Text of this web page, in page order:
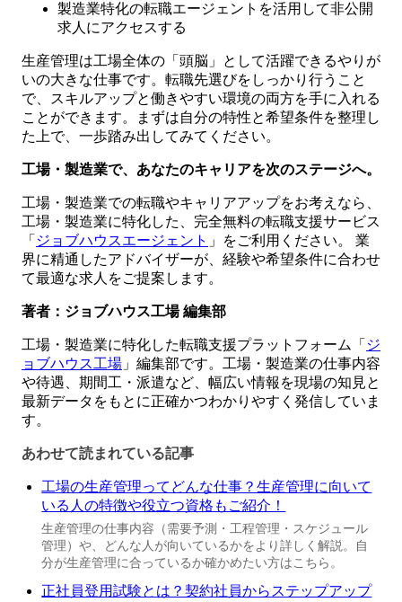
製造業特化の転職エージェントを活用して非公開
求人にアクセスする
生産管理は工場全体の「頭脳」として活躍できるやりが
いの大きな仕事です。転職先選びをしっかり行うこと
で、スキルアップと働きやすい環境の両方を手に入れる
ことができます。まずは自分の特性と希望条件を整理し
た上で、一歩踏み出してみてください。
工場・製造業で、あなたのキャリアを次のステージへ。
工場・製造業での転職やキャリアアップをお考えなら、
工場・製造業に特化した、完全無料の転職支援サービス
「 ジョブハウスエージェント 」をご利用ください。 業
界に精通したアドバイザーが、経験や希望条件に合わせ
て最適な求人をご提案します。
著者：ジョブハウス工場 編集部
工場・製造業に特化した転職支援プラットフォーム「 ジ
ョブハウス工場 」編集部です。工場・製造業の仕事内容
や待遇、期間工・派遣など、幅広い情報を現場の知見と
最新データをもとに正確かつわかりやすく発信していま
す。
あわせて読まれている記事
工場の生産管理ってどんな仕事？生産管理に向いて
いる人の特徴や役立つ資格もご紹介！
生産管理の仕事内容（需要予測・工程管理・スケジュール
管理）や、どんな人が向いているかをより詳しく解説。自
分が生産管理に合っているか確かめたい方はこちら。
正社員登用試験とは？契約社員からステップアップ